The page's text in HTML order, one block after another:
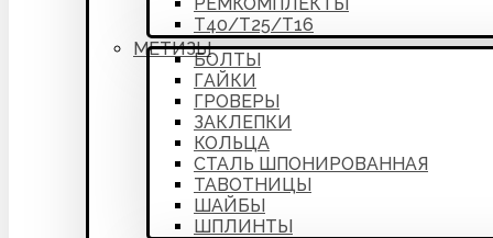
Т40/Т25/Т16
МЕТИЗЫ
БОЛТЫ
ГАЙКИ
ГРОВЕРЫ
ЗАКЛЕПКИ
КОЛЬЦА
СТАЛЬ ШПОНИРОВАННАЯ
ТАВОТНИЦЫ
ШАЙБЫ
ШПЛИНТЫ